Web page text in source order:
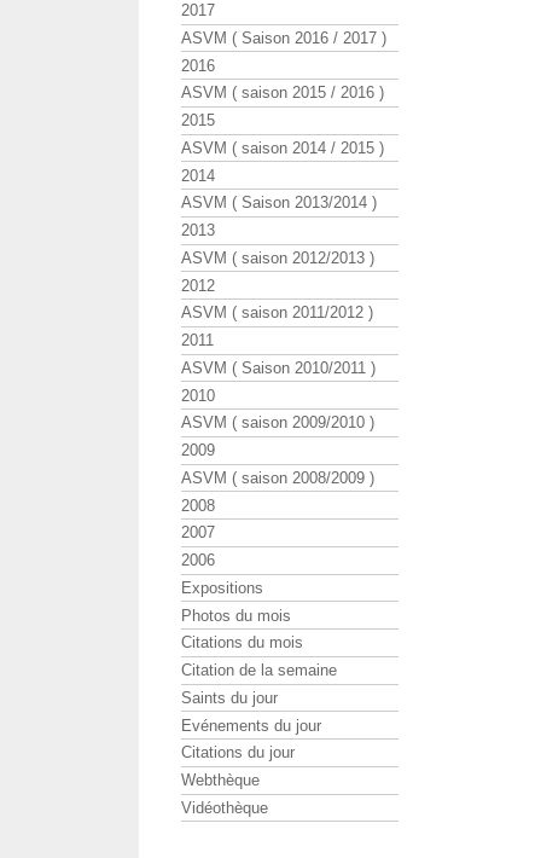
2017
ASVM ( Saison 2016 / 2017 )
2016
ASVM ( saison 2015 / 2016 )
2015
ASVM ( saison 2014 / 2015 )
2014
ASVM ( Saison 2013/2014 )
2013
ASVM ( saison 2012/2013 )
2012
ASVM ( saison 2011/2012 )
2011
ASVM ( Saison 2010/2011 )
2010
ASVM ( saison 2009/2010 )
2009
ASVM ( saison 2008/2009 )
2008
2007
2006
Expositions
Photos du mois
Citations du mois
Citation de la semaine
Saints du jour
Evénements du jour
Citations du jour
Webthèque
Vidéothèque